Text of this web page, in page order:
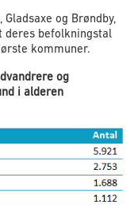
og Brøndby,
deres befolkningstal
kommuner.
og
i alderen